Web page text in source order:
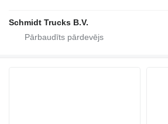
Schmidt Trucks B.V.